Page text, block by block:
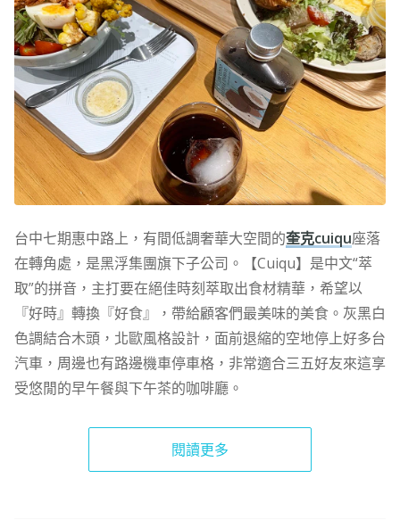
台中七期惠中路上，有間低調奢華大空間的奎克cuiqu座落
在轉角處，是黑浮集團旗下子公司。【Cuiqu】是中文“萃
取”的拼音，主打要在絕佳時刻萃取出食材精華，希望以
『好時』轉換『好食』，帶給顧客們最美味的美食。灰黑白
色調結合木頭，北歐風格設計，面前退縮的空地停上好多台
汽車，周邊也有路邊機車停車格，非常適合三五好友來這享
受悠閒的早午餐與下午茶的咖啡廳。
閱讀更多